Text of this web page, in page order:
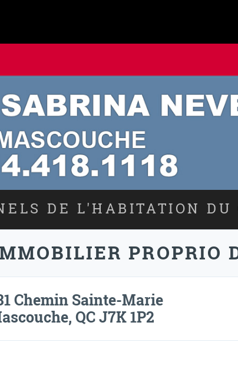
DE L'HABITATION DU
PROPRIO
Chemin Sainte-Marie
QC J7K 1P2